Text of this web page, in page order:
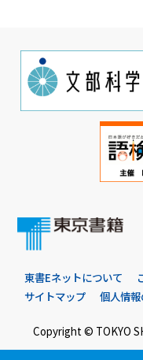
東書Eネットについて
サイトマップ
個人情
Copyright © TOKYO